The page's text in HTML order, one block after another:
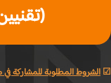
المطلوبة للمشاركة في